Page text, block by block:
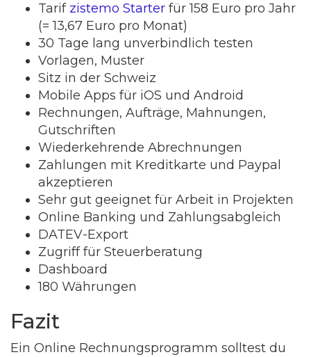
Tarif zistemo Starter für 158 Euro pro Jahr
(= 13,67 Euro pro Monat)
30 Tage lang unverbindlich testen
Vorlagen, Muster
Sitz in der Schweiz
Mobile Apps für iOS und Android
Rechnungen, Aufträge, Mahnungen,
Gutschriften
Wiederkehrende Abrechnungen
Zahlungen mit Kreditkarte und Paypal
akzeptieren
Sehr gut geeignet für Arbeit in Projekten
Online Banking und Zahlungsabgleich
DATEV-Export
Zugriff für Steuerberatung
Dashboard
180 Währungen
Fazit
Ein Online Rechnungsprogramm solltest du